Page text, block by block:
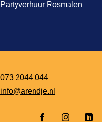
Partyverhuur Rosmalen
073 2044 044
info@arendje.nl